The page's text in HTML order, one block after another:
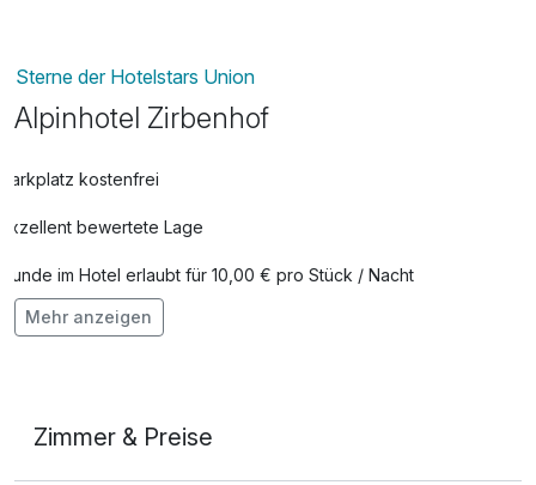
Sterne der Hotelstars Union
Alpinhotel Zirbenhof
Parkplatz kostenfrei
Exzellent bewertete Lage
Hunde im Hotel erlaubt für 10,00 € pro Stück / Nacht
Auch vegetarische Speisen
Mehr anzeigen
Zimmer & Preise